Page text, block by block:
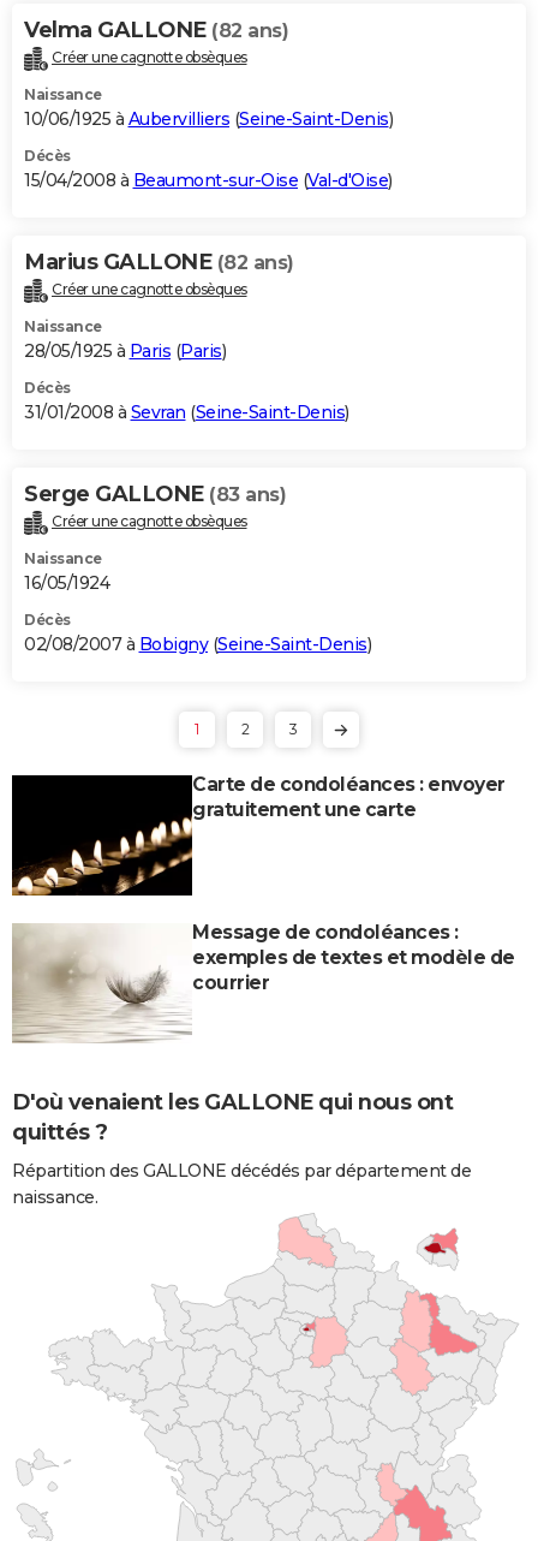
Velma GALLONE (82 ans)
Créer une cagnotte obsèques
Naissance
10/06/1925 à Aubervilliers (Seine-Saint-Denis)
Décès
15/04/2008 à Beaumont-sur-Oise (Val-d'Oise)
Marius GALLONE (82 ans)
Créer une cagnotte obsèques
Naissance
28/05/1925 à Paris (Paris)
Décès
31/01/2008 à Sevran (Seine-Saint-Denis)
Serge GALLONE (83 ans)
Créer une cagnotte obsèques
Naissance
16/05/1924
Décès
02/08/2007 à Bobigny(Seine-Saint-Denis)
1 2 3
Carte de condoléances : envoyer
gratuitement une carte
Message de condoléances :
exemples de textes et modèle de
courrier
D'où venaient les GALLONE qui nous ont
quittés ?
Répartition des GALLONE décédés par département de
naissance.